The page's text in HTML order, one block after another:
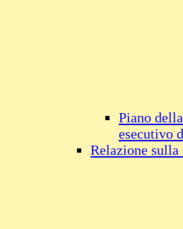
Piano
esecutivo
Relazione sulla